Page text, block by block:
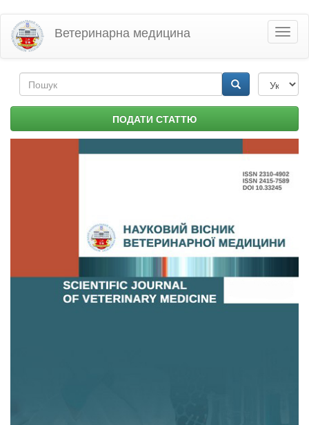
Перейти
основного
матеріалу
Ветеринарна медицина
Пошукова
форма ПОДАТИ СТАТТЮ